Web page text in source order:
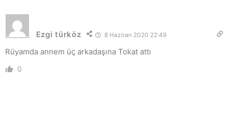
Ezgi türköz 8 Haziran 2020 22:49
Rüyamda annem üç arkadaşına Tokat attı
0